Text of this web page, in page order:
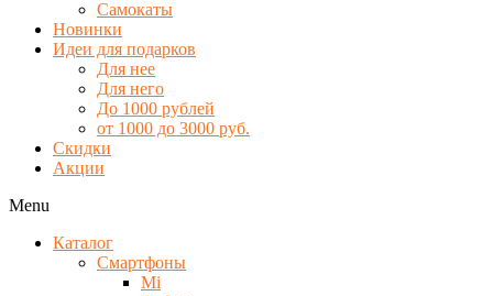
Самокаты
Новинки
Идеи для подарков
Для нее
Для него
До 1000 рублей
от 1000 до 3000 руб.
Скидки
Акции
Menu
Каталог
Смартфоны
Mi